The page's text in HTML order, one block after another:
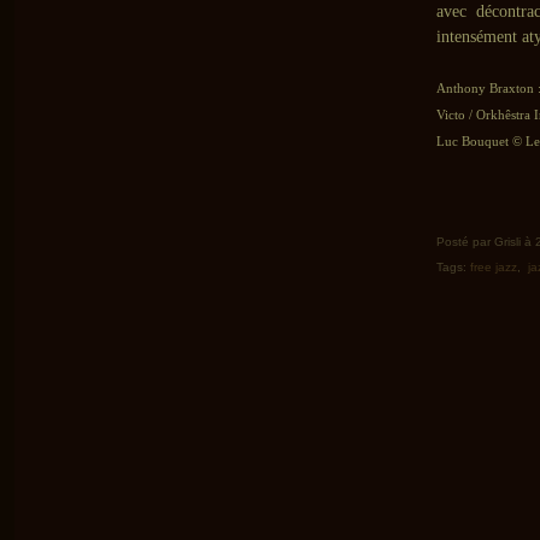
avec
intensément
Anthony Braxton :
Victo / Orkhêstra
Luc Bouquet ©
Posté par Grisli à
Tags: free jazz